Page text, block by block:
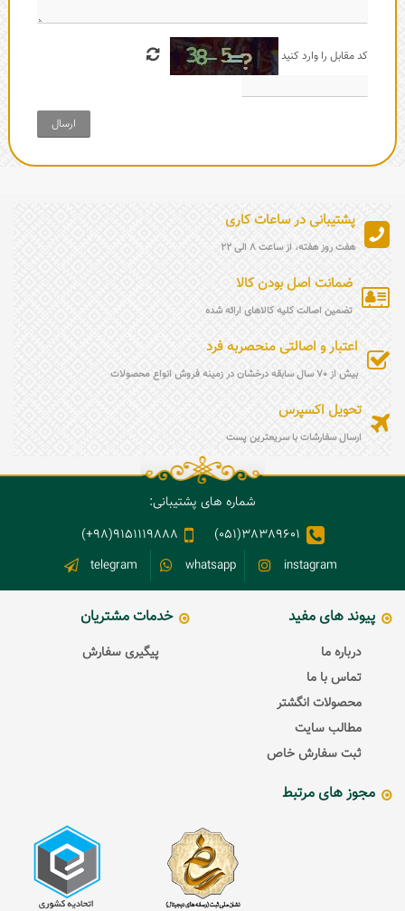
کد مقابل را وارد کنید
ارسال
پشتیبانی در ساعات کاری
هفت روز هفته، از ساعت 8 الی 22
ضمانت اصل بودن کالا
تضمین اصالت کلیه کالاهای ارائه شده
اعتبار و اصالتی منحصربه فرد
بیش از 70 سال سابقه درخشان در زمینه فروش انواع محصولات
تحویل اکسپرس
ارسال سفارشات با سریعترین پست
شماره های پشتیبانی:
38389601(051)
9151119888(98+)
instagram
whatsapp
telegram
پیوند های مفید
درباره ما
تماس با ما
محصولات انگشتر
مطالب سایت
ثبت سفارش خاص
خدمات مشتریان
پیگیری سفارش
مجوز های مرتبط